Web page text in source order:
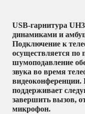
USB-гарнитура
динамиками и
Подключение к
осуществляется по
шумоподавление
звука во время
поддерживает
завершить вызов,
микрофон.